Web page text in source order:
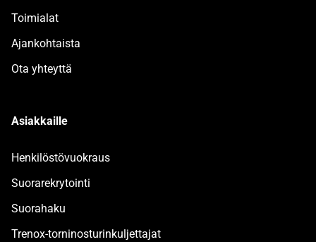
Toimialat
Ajankohtaista
Ota yhteyttä
Asiakkaille
Henkilöstövuokraus
Suorarekrytointi
Suorahaku
Trenox-torninosturinkuljettajat